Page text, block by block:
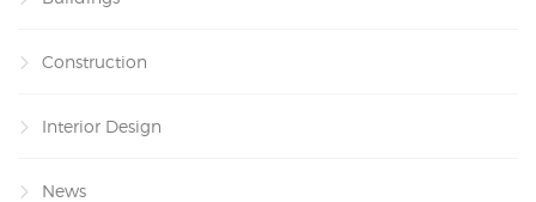
Construction
Interior Design
News